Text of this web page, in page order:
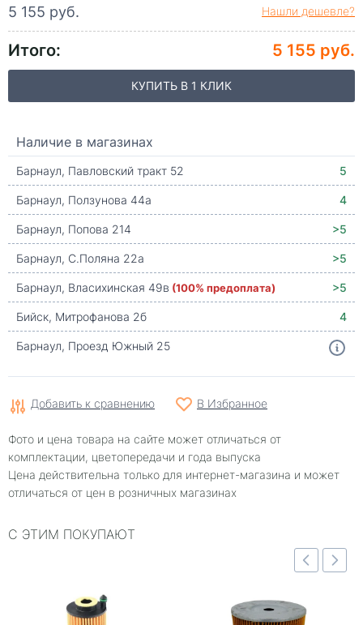
5 155 руб. Нашли дешевле?
Итого: 5 155 руб.
КУПИТЬ В 1 КЛИК
Наличие в магазинах
Барнаул, Павловский тракт 52
5
Барнаул, Ползунова 44а
4
Барнаул, Попова 214
>5
Барнаул, С.Поляна 22а
>5
Барнаул, Власихинская 49в (100% предоплата)
>5
Бийск, Митрофанова 2б
4
Барнаул, Проезд Южный 25
Добавить к сравнению В Избранное
Фото и цена товара на сайте может отличаться от
комплектации, цветопередачи и года выпуска
Цена действительна только для интернет-магазина и может
отличаться от цен в розничных магазинах
С ЭТИМ ПОКУПАЮТ
Быстрый просмотр